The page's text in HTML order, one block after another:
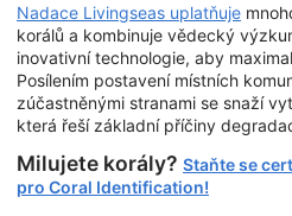
Nadace Livingseas uplatňuje
korálů a kombinuje vědecký
inovativní technologie, aby
Posílením postavení místních
zúčastněnými stranami se snaží
která řeší základní příčiny
Milujete korály? Staňte se
pro Coral Identification!